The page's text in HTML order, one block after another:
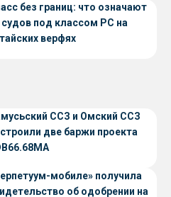
без границ: что означают
судов под классом РС на
верфях
ССЗ и Омский ССЗ
две баржи проекта
мобиле» получила
об одобрении на